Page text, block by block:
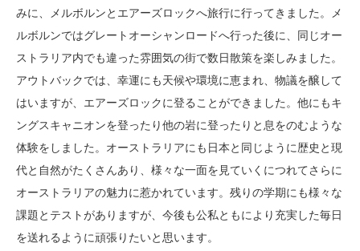
みに、メルボルンとエアーズロックへ旅行に行ってきました。メ
ルボルンではグレートオーシャンロードへ行った後に、同じオー
ストラリア内でも違った雰囲気の街で数日散策を楽しみました。
アウトバックでは、幸運にも天候や環境に恵まれ、物議を醸して
はいますが、エアーズロックに登ることができました。他にもキ
ングスキャニオンを登ったり他の岩に登ったりと息をのむような
体験をしました。オーストラリアにも日本と同じように歴史と現
代と自然がたくさんあり、様々な一面を見ていくにつれてさらに
オーストラリアの魅力に惹かれています。残りの学期にも様々な
課題とテストがありますが、今後も公私ともにより充実した毎日
を送れるように頑張りたいと思います。